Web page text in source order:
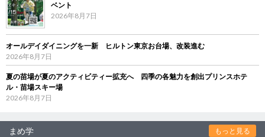
ベント
2026年8月7日
オールデイダイニングを一新 ヒルトン東京お台場、改装進む
2026年8月7日
夏の苗場が夏のアクティビティー拡充へ 四季の各魅力を創出プリンスホテ
ル・苗場スキー場
2026年8月7日
まめ学 もっと見る